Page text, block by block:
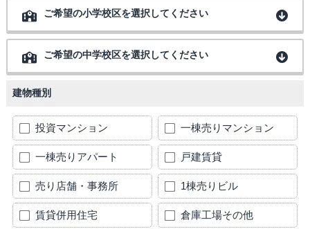
ご希望の小学校区を選択してください
ご希望の中学校区を選択してください
建物種別
投資マンション 一棟売りマンション
一棟売りアパート 戸建賃貸
売り店舗・事務所 1棟売りビル
賃貸併用住宅 倉庫工場その他